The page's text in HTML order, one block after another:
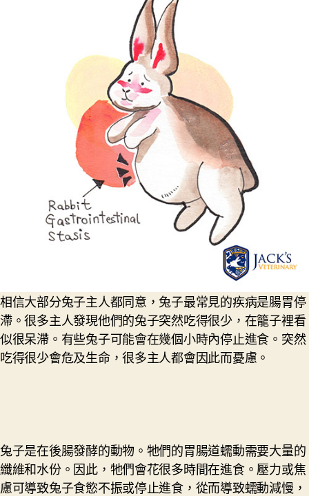
相信大部分兔子主人都同意，兔子最常見的疾病是腸胃停
滯。很多主人發現他們的兔子突然吃得很少，在籠子裡看
似很呆滯。有些兔子可能會在幾個小時內停止進食。突然
吃得很少會危及生命，很多主人都會因此而憂慮。
兔子是在後腸發酵的動物。牠們的胃腸道蠕動需要大量的
纖維和水份。因此，牠們會花很多時間在進食。壓力或焦
慮可導致兔子食慾不振或停止進食，從而導致蠕動減慢，